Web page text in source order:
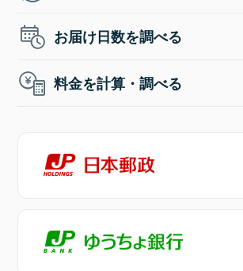
お届け日数を調べる
料金を計算・調べる